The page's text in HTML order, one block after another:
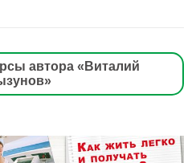
автора «Виталий